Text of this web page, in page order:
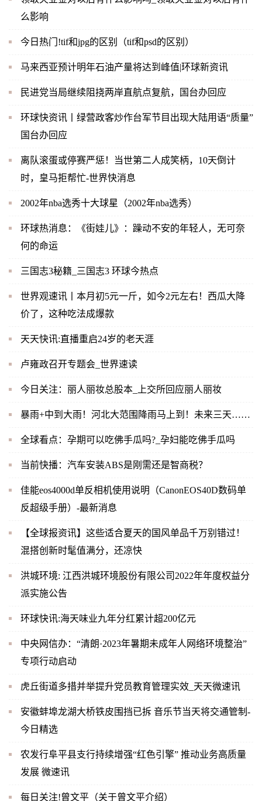
么影响
今日热门!tif和jpg的区别（tif和psd的区别）
马来西亚预计明年石油产量将达到峰值|环球新资讯
民进党当局继续阻挠两岸直航点复航，国台办回应
环球快资讯丨绿营政客炒作台军节目出现大陆用语“质量”
国台办回应
离队滚蛋或停赛严惩！当世第二人成笑柄，10天倒计
时，皇马拒帮忙-世界快消息
2002年nba选秀十大球星（2002年nba选秀）
环球热消息：《街娃儿》：躁动不安的年轻人，无可奈
何的命运
三国志3秘籍_三国志3 环球今热点
世界观速讯丨本月初5元一斤，如今2元左右！西瓜大降
价了，这种吃法成爆款
天天快讯:直播重启24岁的老天涯
卢雍政召开专题会_世界速读
今日关注：丽人丽妆总股本_上交所回应丽人丽妆
暴雨+中到大雨！河北大范围降雨马上到！未来三天……
全球看点：孕期可以吃佛手瓜吗?_孕妇能吃佛手瓜吗
当前快播：汽车安装ABS是刚需还是智商税？
佳能eos4000d单反相机使用说明（CanonEOS40D数码单
反超级手册）-最新消息
【全球报资讯】这些适合夏天的国风单品千万别错过！
混搭创新时髦值满分，还凉快
洪城环境: 江西洪城环境股份有限公司2022年年度权益分
派实施公告
环球快讯:海天味业九年分红累计超200亿元
中央网信办：“清朗·2023年暑期未成年人网络环境整治”
专项行动启动
虎丘街道多措并举提升党员教育管理实效_天天微速讯
安徽蚌埠龙湖大桥铁皮围挡已拆 音乐节当天将交通管制-
今日精选
农发行阜平县支行持续增强“红色引擎” 推动业务高质量
发展 微速讯
每日关注!曾文平（关于曾文平介绍）